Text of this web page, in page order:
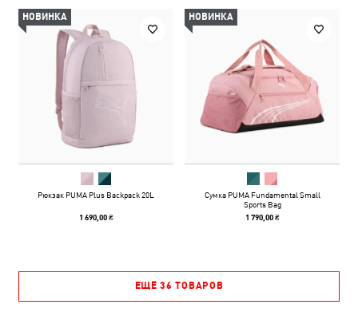
НОВИНКА
Рюкзак PUMA Plus Backpack 20L
1 690,00 ₴
НОВИНКА
Сумка PUMA Fundamental Small
Sports Bag
1 790,00 ₴
ЕЩЁ 36 ТОВАРОВ